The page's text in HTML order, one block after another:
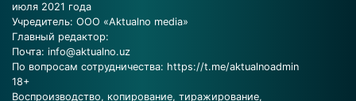
июля 2021 года
Учредитель: ООО «Aktualno media»
Главный редактор:
Почта: info@aktualno.uz
По вопросам сотрудничества: https://t.me/aktualnoadmin
18+
Воспроизводство, копирование, тиражирование,